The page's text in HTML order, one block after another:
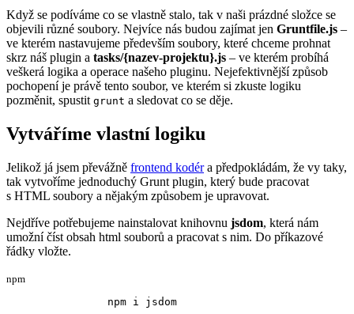
Když se podíváme co se vlastně stalo, tak v naši prázdné složce se
objevili různé soubory. Nejvíce nás budou zajímat jen Gruntfile.js –
ve kterém nastavujeme především soubory, které chceme prohnat
skrz náš plugin a tasks/{nazev-projektu}.js – ve kterém probíhá
veškerá logika a operace našeho pluginu. Nejefektivnější způsob
pochopení je právě tento soubor, ve kterém si zkuste logiku
pozměnit, spustit grunt a sledovat co se děje.
Vytváříme vlastní logiku
Jelikož já jsem převážně frontend kodéra předpokládám, že vy taky,
tak vytvoříme jednoduchý Grunt plugin, který bude pracovat
s HTML soubory a nějakým způsobem je upravovat.
Nejdříve potřebujeme nainstalovat knihovnu jsdom, která nám
umožní číst obsah html souborů a pracovat s nim. Do příkazové
řádky vložte.
npm
npm i jsdom